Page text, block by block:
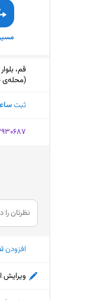
(محله‌ی
ثبت
افزودن
ویرایش